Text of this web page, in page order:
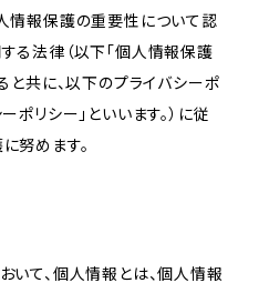
情報保護の重要性について認
る法律（以下「個人情報保護
と共に、以下のプライバシーポ
ポリシー」といいます。）に従
努めます。
いて、個人情報とは、個人情報